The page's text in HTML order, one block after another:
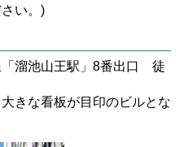
い。)
「溜池山王駅」8番出口 徒
きな看板が目印のビルとな